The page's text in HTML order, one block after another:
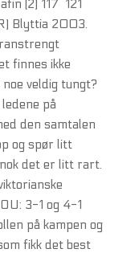
(2) 117  121
Blyttia 2003.
finnes ikke
veldig tungt?
på
den samtalen
og spør litt
det er litt rart.
3-1 og 4-1
på kampen og
fikk det best